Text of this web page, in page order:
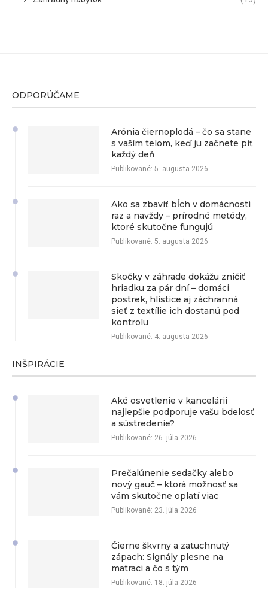
ODPORÚČAME
Arónia čiernoplodá – čo sa stane
s vaším telom, keď ju začnete piť
každý deň
Publikované: 5. augusta 2026
Ako sa zbaviť bĺch v domácnosti
raz a navždy – prírodné metódy,
ktoré skutočne fungujú
Publikované: 5. augusta 2026
Skočky v záhrade dokážu zničiť
hriadku za pár dní – domáci
postrek, hlístice aj záchranná
sieť z textílie ich dostanú pod
kontrolu
Publikované: 4. augusta 2026
INŠPIRÁCIE
Aké osvetlenie v kancelárii
najlepšie podporuje vašu bdelosť
a sústredenie?
Publikované: 26. júla 2026
Prečalúnenie sedačky alebo
nový gauč – ktorá možnosť sa
vám skutočne oplatí viac
Publikované: 23. júla 2026
Čierne škvrny a zatuchnutý
zápach: Signály plesne na
matraci a čo s tým
Publikované: 18. júla 2026